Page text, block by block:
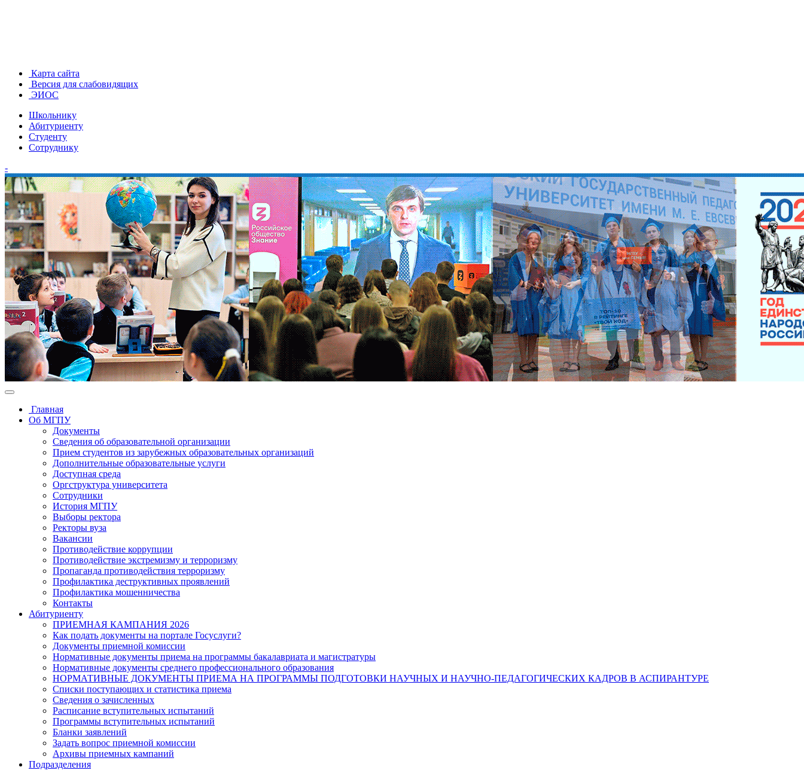
Карта сайта
Версия для слабовидящих
ЭИОС
Школьнику
Абитуриенту
Студенту
Сотруднику
-
Главная
Об МГПУ
Документы
Сведения об образовательной организации
Прием студентов из зарубежных образовательных организаций
Дополнительные образовательные услуги
Доступная среда
Оргструктура университета
Сотрудники
История МГПУ
Выборы ректора
Ректоры вуза
Вакансии
Противодействие коррупции
Противодействие экстремизму и терроризму
Пропаганда противодействия терроризму
Профилактика деструктивных проявлений
Профилактика мошенничества
Контакты
Абитуриенту
ПРИЕМНАЯ КАМПАНИЯ 2026
Как подать документы на портале Госуслуги?
Документы приемной комиссии
Нормативные документы приема на программы бакалавриата и магистратуры
Нормативные документы среднего профессионального образования
НОРМАТИВНЫЕ ДОКУМЕНТЫ ПРИЕМА НА ПРОГРАММЫ ПОДГОТОВКИ НАУЧНЫХ И НАУЧНО-ПЕДАГОГИЧЕСКИХ КАДРОВ В АСПИРАНТУРЕ
Списки поступающих и статистика приема
Сведения о зачисленных
Расписание вступительных испытаний
Программы вступительных испытаний
Бланки заявлений
Задать вопрос приемной комиссии
Архивы приемных кампаний
Подразделения